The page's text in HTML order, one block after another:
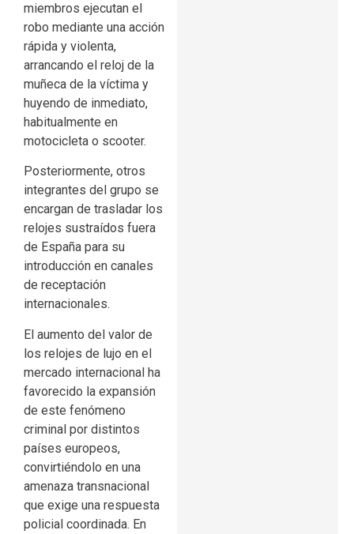
miembros ejecutan el
robo mediante una acción
rápida y violenta,
arrancando el reloj de la
muñeca de la víctima y
huyendo de inmediato,
habitualmente en
motocicleta o scooter.
Posteriormente, otros
integrantes del grupo se
encargan de trasladar los
relojes sustraídos fuera
de España para su
introducción en canales
de receptación
internacionales.
El aumento del valor de
los relojes de lujo en el
mercado internacional ha
favorecido la expansión
de este fenómeno
criminal por distintos
países europeos,
convirtiéndolo en una
amenaza transnacional
que exige una respuesta
policial coordinada. En